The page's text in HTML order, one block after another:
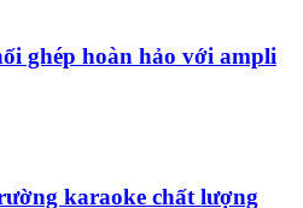
ghép hoàn hảo với ampli
karaoke chất lượng